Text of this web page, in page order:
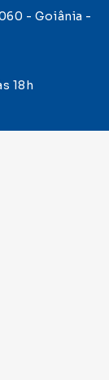
- Goiânia -
18h